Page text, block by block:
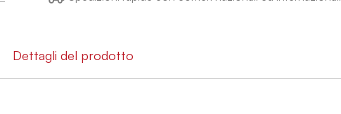
Dettagli del prodotto